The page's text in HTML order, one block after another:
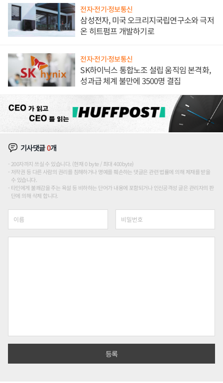
전자·전기·정보통신
삼성전자, 미국 오크리지국립연구소와 극저
온 히트펌프 개발하기로
전자·전기·정보통신
SK하이닉스 통합노조 설립 움직임 본격화,
성과급 체계 불만에 3500명 결집
기사댓글0개
200자까지 쓰실 수 있습니다. (현재 0 byte / 최대 400byte)
저작권 등 다른 사람의 권리를 침해하거나 명예를 훼손하는 댓글은 관련 법률에 의해 제재를 받을
수 있습니다.
타인에게 불쾌감을 주는 욕설 등 비하하는 단어가 내용에 포함되거나 인신공격성 글은 관리자의 판
단에 의해 삭제 합니다.